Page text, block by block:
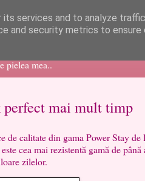
pielea mea..
perfect mai mult timp
calitate din gama Power Stay de
cea mai rezistentă gamă de
zilelor.
services and to analyze
and security metrics to